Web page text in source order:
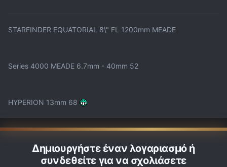
STARFINDER EQUATORIAL 8\" FL 1200mm MEADE
Series 4000 MEADE 6.7mm - 40mm 52
HYPERION 13mm 68
Δημιουργήστε έναν λογαριασμό ή
συνδεθείτε για να σχολιάσετε